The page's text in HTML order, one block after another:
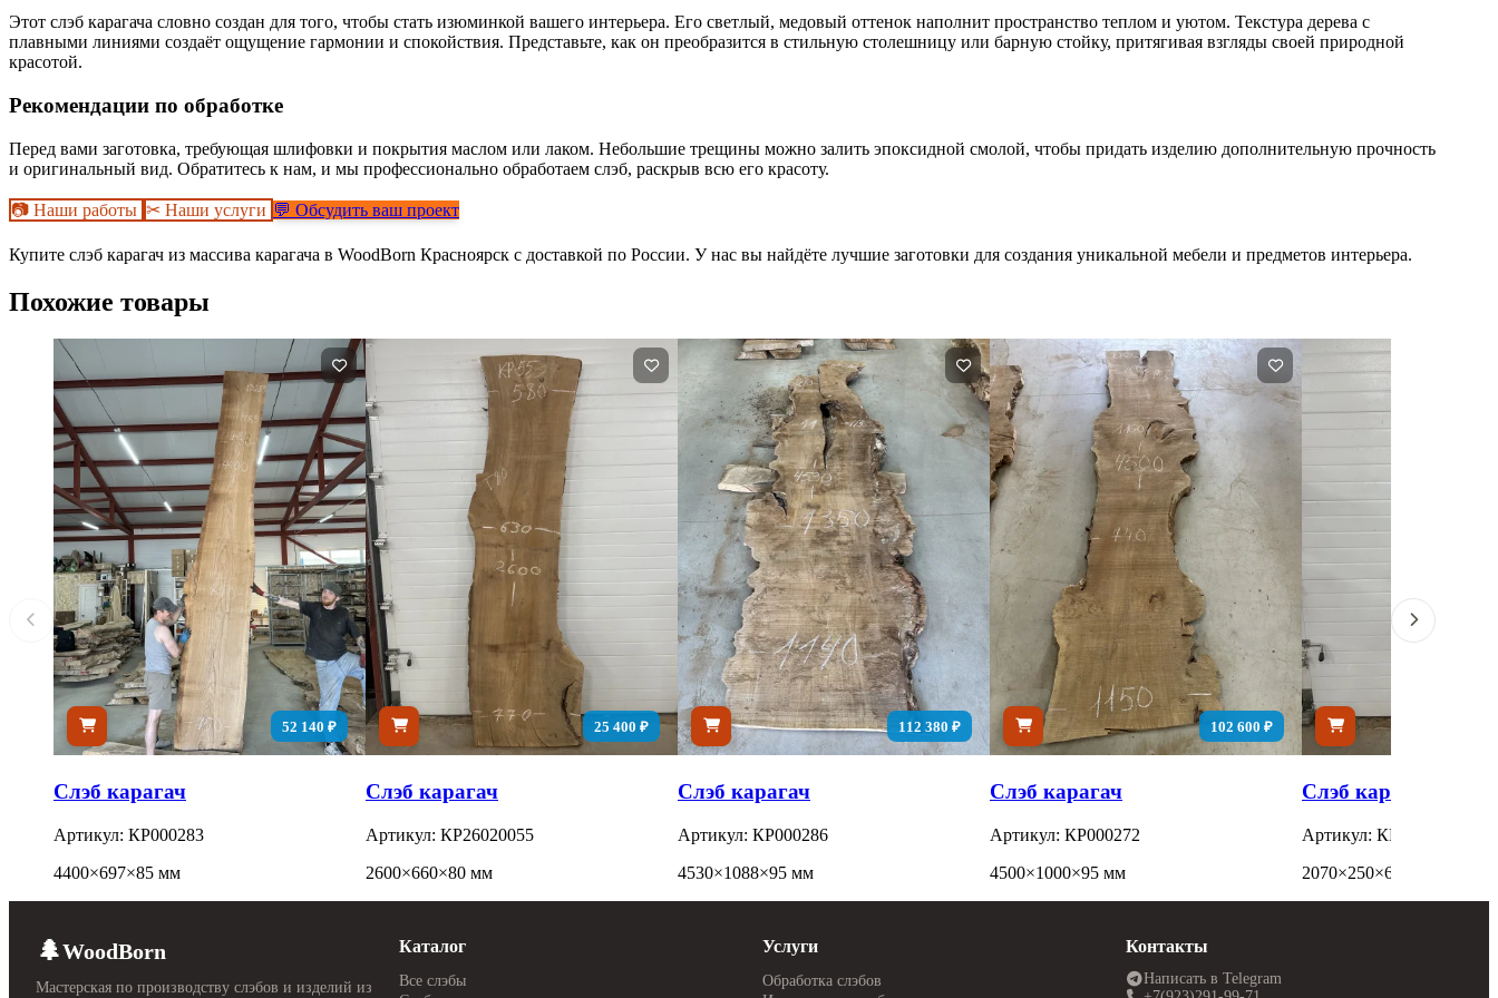
Этот слэб карагача словно создан для того, чтобы стать изюминкой вашего интерьера. Его светлый, медовый оттенок наполнит пространство теплом и уютом. Текстура дерева с
плавными линиями создаёт ощущение гармонии и спокойствия. Представьте, как он преобразится в стильную столешницу или барную стойку, притягивая взгляды своей природной
красотой.
Рекомендации по обработке
Перед вами заготовка, требующая шлифовки и покрытия маслом или лаком. Небольшие трещины можно залить эпоксидной смолой, чтобы придать изделию дополнительную прочность
и оригинальный вид. Обратитесь к нам, и мы профессионально обработаем слэб, раскрыв всю его красоту.
📷 Наши работы ✂ Наши услуги 💬 Обсудить ваш проект
Купите слэб карагач из массива карагача в WoodBorn Красноярск с доставкой по России. У нас вы найдёте лучшие заготовки для создания уникальной мебели и предметов интерьера.
Похожие товары
52 140 ₽
Слэб карагач
Артикул: КР000283
4400×697×85 мм
25 400 ₽
Слэб карагач
Артикул: КР26020055
2600×660×80 мм
112 380 ₽
Слэб карагач
Артикул: КР000286
4530×1088×95 мм
102 600 ₽
Слэб карагач
Артикул: КР000272
4500×1000×95 мм
Слэб карагач
Артикул: КР26020050
2070×250×60 мм
🌲WoodBorn
Мастерская по производству слэбов и изделий из
Каталог
Все слэбы
Услуги
Обработка слэбов
Контакты
Написать в Telegram